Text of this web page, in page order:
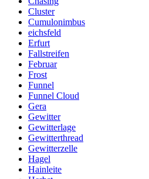
Cluster
Cumulonimbus
eichsfeld
Erfurt
Fallstreifen
Februar
Frost
Funnel
Funnel Cloud
Gera
Gewitter
Gewitterlage
Gewitterthread
Gewitterzelle
Hagel
Hainleite